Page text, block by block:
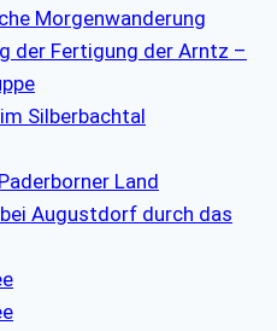
Morgenwanderung
der Fertigung der Arntz –
Silberbachtal
Land
Augustdorf durch das